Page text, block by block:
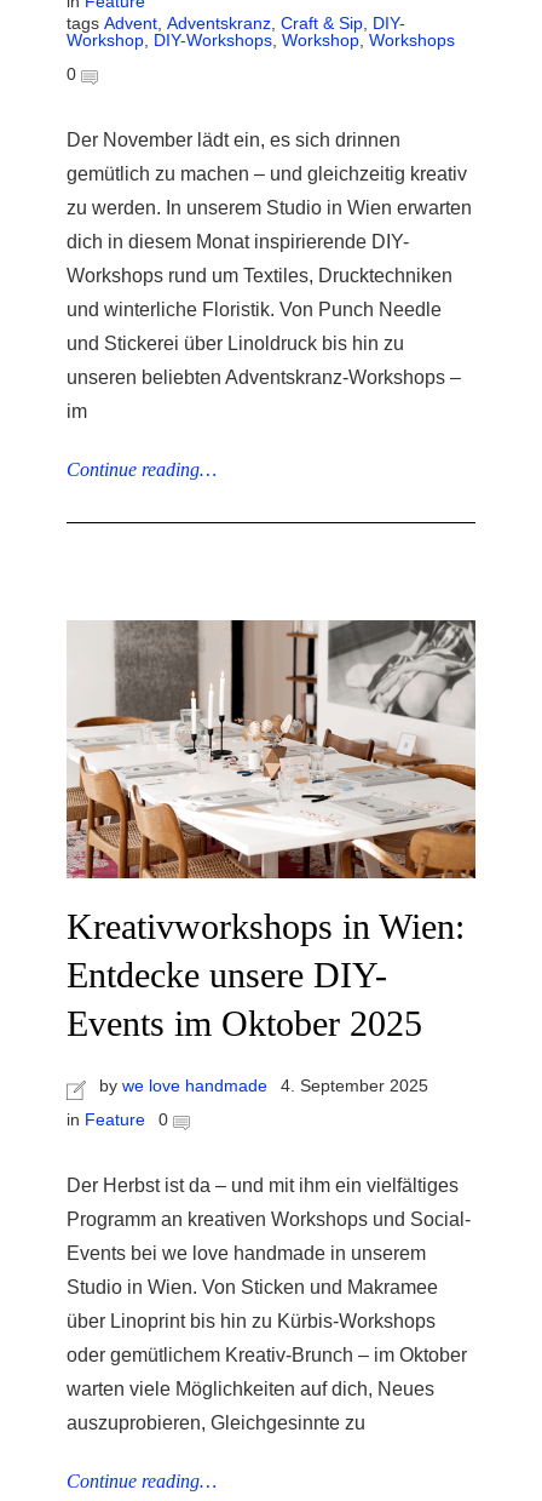
tags Advent Adventskranz Craft & Sip DIY-
Workshop DIY-Workshops Workshop Workshops
0
Der November lädt ein, es sich drinnen
gemütlich zu machen – und gleichzeitig kreativ
zu werden. In unserem Studio in Wien erwarten
dich in diesem Monat inspirierende DIY-
Workshops rund um Textiles, Drucktechniken
und winterliche Floristik. Von Punch Needle
und Stickerei über Linoldruck bis hin zu
unseren beliebten Adventskranz-Workshops –
im
Continue reading…
Kreativworkshops in Wien:
Entdecke unsere DIY-
Events im Oktober 2025
by we love handmade
4. September 2025
in Feature 0
Der Herbst ist da – und mit ihm ein vielfältiges
Programm an kreativen Workshops und Social-
Events bei we love handmade in unserem
Studio in Wien. Von Sticken und Makramee
über Linoprint bis hin zu Kürbis-Workshops
oder gemütlichem Kreativ-Brunch – im Oktober
warten viele Möglichkeiten auf dich, Neues
auszuprobieren, Gleichgesinnte zu
Continue reading…